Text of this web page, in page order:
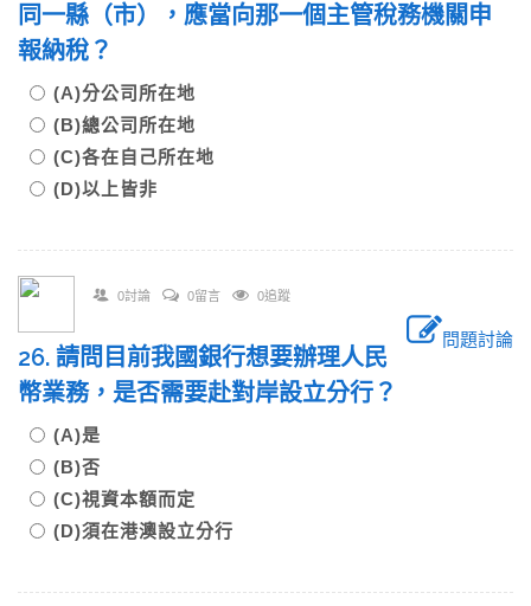
同一縣（市），應當向那一個主管稅務機關申
報納稅？
(A)分公司所在地
(B)總公司所在地
(C)各在自己所在地
(D)以上皆非
0討論 0留言 0追蹤
問題討論
26. 請問目前我國銀行想要辦理人民
幣業務，是否需要赴對岸設立分行？
(A)是
(B)否
(C)視資本額而定
(D)須在港澳設立分行